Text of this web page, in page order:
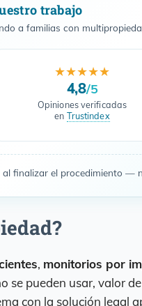
trabajo
a familias con
★★★★★
4,8/5
Opiniones verificadas
en Trustindex
finalizar el procedimiento —
, monitorios por
se pueden usar, valor
con la solución legal